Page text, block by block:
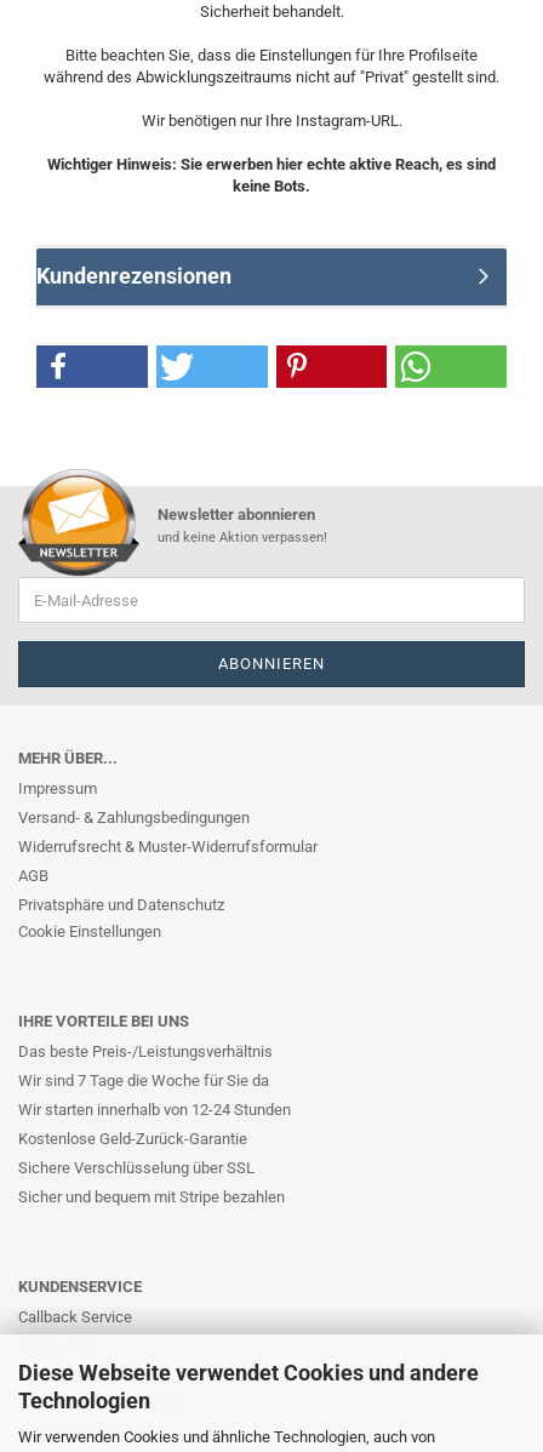
Diese Webseite verwendet Cookies und andere
Technologien
Wir verwenden Cookies und ähnliche Technologien, auch von
Sicherheit behandelt.
Bitte beachten Sie, dass die Einstellungen für Ihre Profilseite
während des Abwicklungszeitraums nicht auf "Privat" gestellt sind.
Wir benötigen nur Ihre Instagram-URL.
Wichtiger Hinweis: Sie erwerben hier echte aktive Reach, es sind
keine Bots.
Kundenrezensionen
Newsletter abonnieren
und keine Aktion verpassen!
MEHR ÜBER...
Impressum
Versand- & Zahlungsbedingungen
Widerrufsrecht & Muster-Widerrufsformular
AGB
Privatsphäre und Datenschutz
Cookie Einstellungen
IHRE VORTEILE BEI UNS
Das beste Preis-/Leistungsverhältnis
Wir sind 7 Tage die Woche für Sie da
Wir starten innerhalb von 12-24 Stunden
Kostenlose Geld-Zurück-Garantie
Sichere Verschlüsselung über SSL
Sicher und bequem mit Stripe bezahlen
KUNDENSERVICE
Callback Service
Kontaktformular
E-Mail: info@likernow.de
Skype Live Support